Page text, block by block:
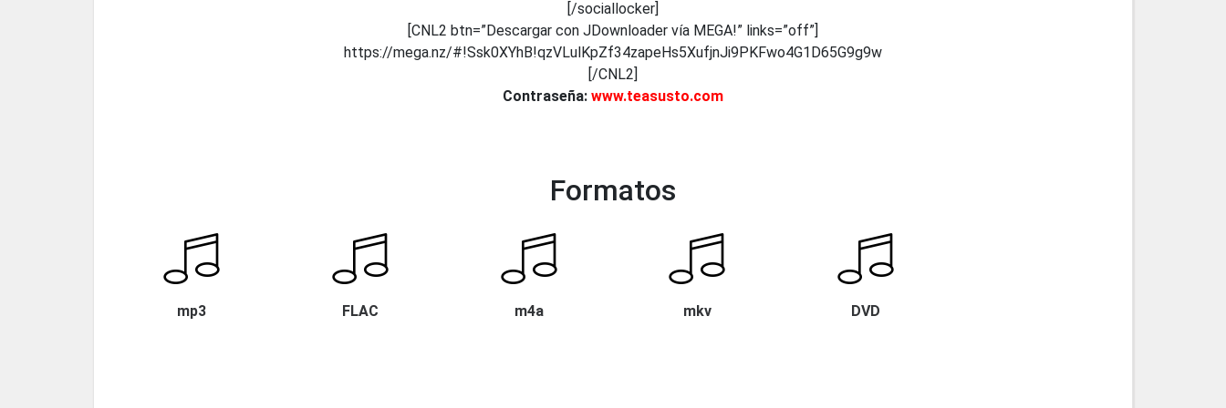
[/sociallocker]
[CNL2 btn=”Descargar con JDownloader vía MEGA!” links=”off”]
https://mega.nz/#!Ssk0XYhB!qzVLulKpZf34zapeHs5XufjnJi9PKFwo4G1D65G9g9w
[/CNL2]
Contraseña: www.teasusto.com
Formatos
mp3 FLAC m4a mkv DVD